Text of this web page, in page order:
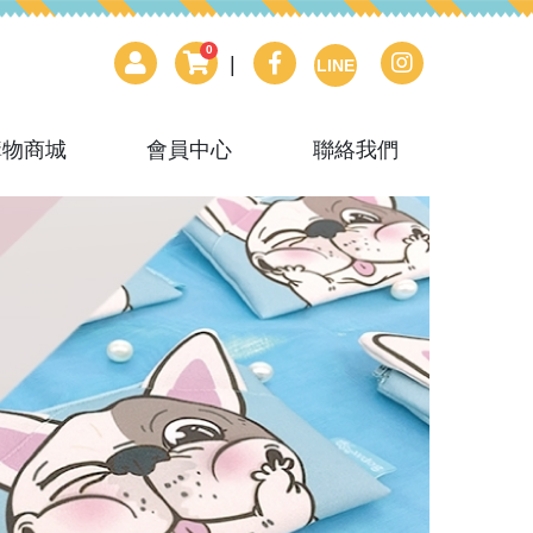
0
LINE
商城 會員中心 聯絡我們